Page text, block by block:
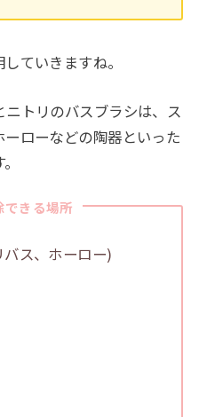
ていきますね。
トリのバスブラシは、ス
ローなどの陶器といった
できる場所
ス、ホーロー)